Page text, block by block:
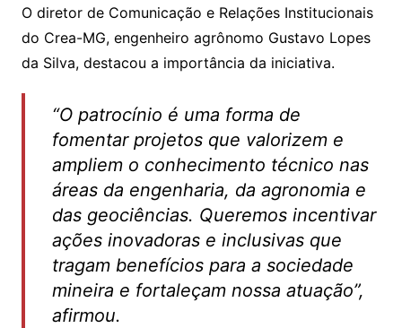
O diretor de Comunicação e Relações Institucionais
do Crea-MG, engenheiro agrônomo Gustavo Lopes
da Silva, destacou a importância da iniciativa.
“O patrocínio é uma forma de
fomentar projetos que valorizem e
ampliem o conhecimento técnico nas
áreas da engenharia, da agronomia e
das geociências. Queremos incentivar
ações inovadoras e inclusivas que
tragam benefícios para a sociedade
mineira e fortaleçam nossa atuação”,
afirmou.